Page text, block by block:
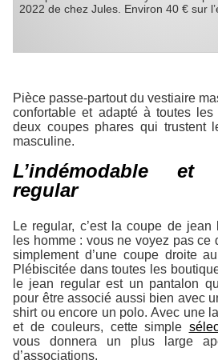
2022 de chez Jules. Environ 40 € sur
Pièce passe-partout du vestiaire
confortable et adapté à toutes les
deux coupes phares qui trustent
masculine.
L’indémodable
regular
Le regular, c’est la coupe de
les homme : vous ne voyez pas ce
simplement d’une coupe droite
Plébiscitée dans toutes les
le jean regular est un pantalon
pour être associé aussi bien avec
shirt ou encore un polo. Avec une
et de couleurs, cette simple
vous donnera un plus large
d’associations.